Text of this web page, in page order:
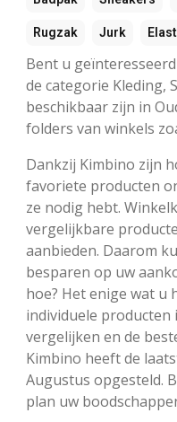
Rugzak Jurk
Bent u
de categorie Kleding,
beschikbaar zijn in
folders van winkels
Dankzij Kimbino zijn
favoriete producten
ze nodig hebt.
vergelijkbare
aanbieden. Daarom
besparen op uw
hoe? Het enige wat u
individuele producten
vergelijken en de
Kimbino heeft de
Augustus opgesteld.
plan uw